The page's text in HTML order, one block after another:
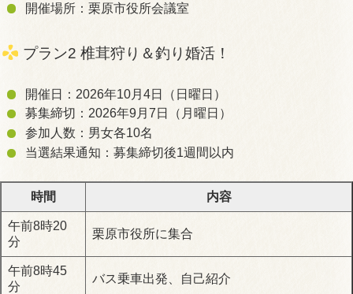
開催場所：栗原市役所会議室
プラン2 椎茸狩り＆釣り婚活！
開催日：2026年10月4日（日曜日）
募集締切：2026年9月7日（月曜日）
参加人数：男女各10名
当選結果通知：募集締切後1週間以内
時間 内容
午前8時20
分
栗原市役所に集合
午前8時45
分
バス乗車出発、自己紹介